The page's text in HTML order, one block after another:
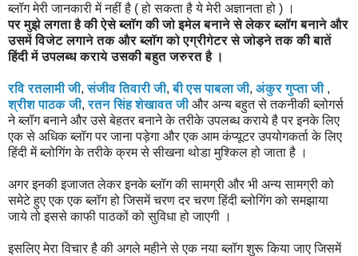
ब्लॉग मेरी जानकारी में नहीं है ( हो सकता है ये मेरी अज्ञानता हो ) ।
पर मुझे लगता है की ऐसे ब्लॉग की जो इमेल बनाने से लेकर ब्लॉग बनाने और
उसमें विजेट लगाने तक और ब्लॉग को एग्रीगेटर से जोड़ने तक की बातें
हिंदी में उपलब्ध करायेउसकी बहुत जरुरत है ।
रवि रतलामी जी,संजीव तिवारी जी,बी एस पाबला जी, अंकुर गुप्ता जी,
श्रीश पाठक जी,रतन सिंह शेखावत जीऔर अन्य बहुत से तकनीकी ब्लोगर्स
ने ब्लॉग बनाने और उसे बेहतर बनाने के तरीके उपलब्ध कराये है पर इनके लिए
एक से अधिक ब्लॉग पर जाना पड़ेगा औरएक आम कंप्यूटर उपयोगकर्ता के लिए
हिंदी में ब्लोगिंग के तरीकेक्रम से सीखना थोडा मुश्किल हो जाता है ।
अगर इनकी इजाजत लेकर इनके ब्लॉग की सामग्री और भी अन्य सामग्री को
समेटे हुए एक एक ब्लॉग हो जिसमें चरण दर चरण हिंदी ब्लोगिंग को समझाया
जाये तो इससे काफी पाठकों को सुविधा हो जाएगी ।
इसलिए मेरा विचार है की अगले महीने से एक नया ब्लॉग शुरू किया जाए जिसमें